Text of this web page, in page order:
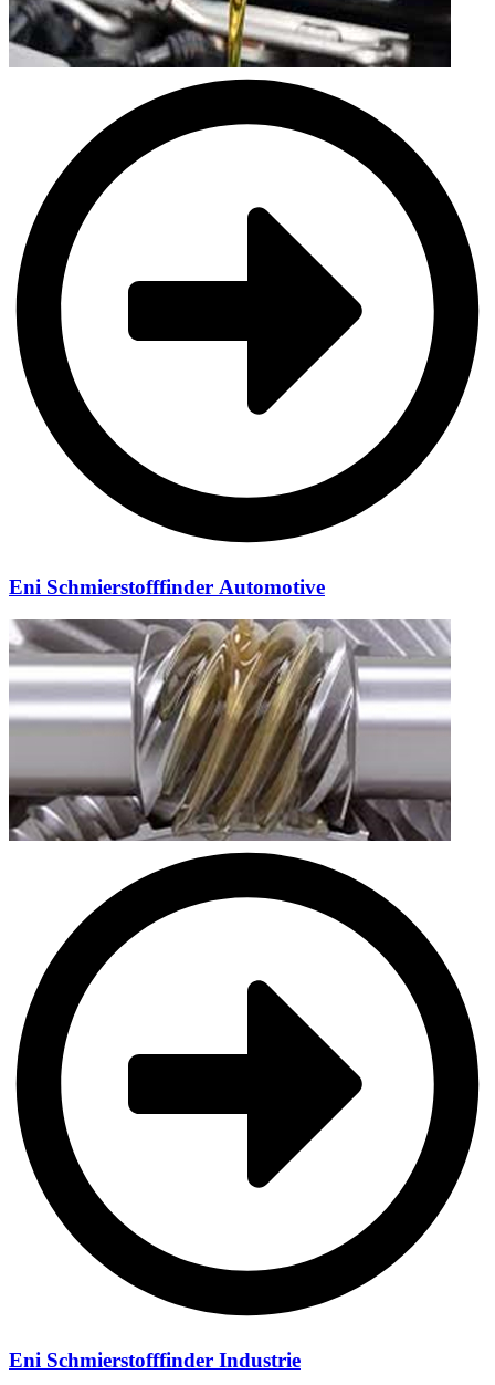
Eni Schmierstofffinder Automotive
Eni Schmierstofffinder Industrie